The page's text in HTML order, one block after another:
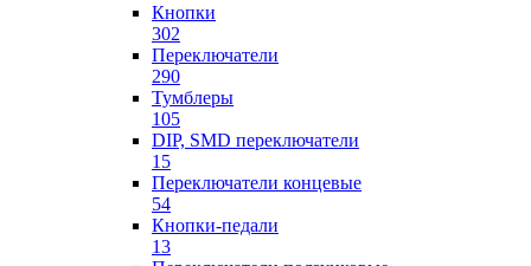
Кнопки
302
Переключатели
290
Тумблеры
105
DIP, SMD переключатели
15
Переключатели концевые
54
Кнопки-педали
13